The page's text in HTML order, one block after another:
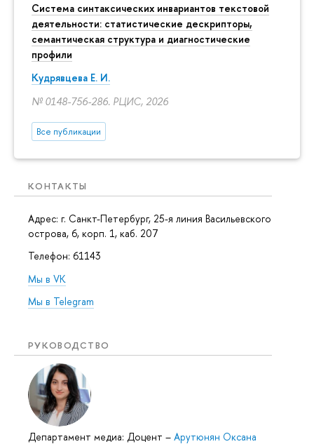
Система синтаксических инвариантов текстовой
деятельности: статистические дескрипторы,
семантическая структура и диагностические
профили
Кудрявцева Е. И.
№ 0148-756-286. РЦИС, 2026
Все публикации
КОНТАКТЫ
Адрес: г. Санкт-Петербург, 25-я линия Васильевского
острова, 6, корп. 1, каб. 207
Телефон: 61143
Мы в VK
Мы в Telegram
РУКОВОДСТВО
Департамент медиа: Доцент – Арутюнян Оксана